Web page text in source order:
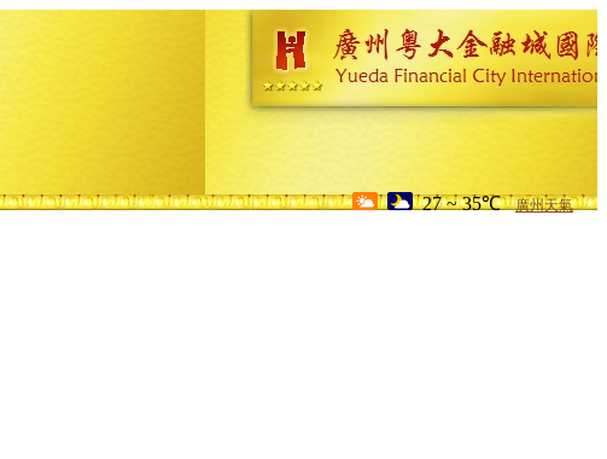
27 ~ 35℃ 廣州天氣